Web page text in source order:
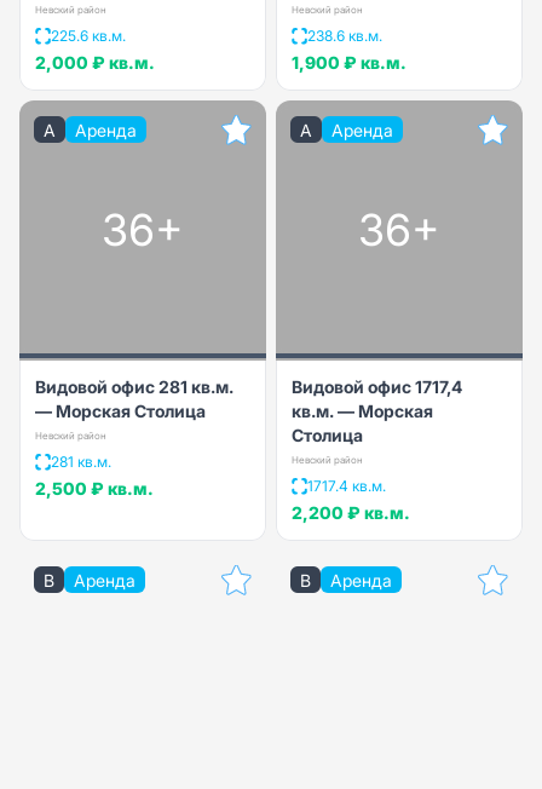
Невский район
225.6 кв.м.
2,000 ₽ кв.м.
Невский район
238.6 кв.м.
1,900 ₽ кв.м.
A Аренда
36+
Видовой офис 281 кв.м.
— Морская Столица
Невский район
281 кв.м.
2,500 ₽ кв.м.
A Аренда
36+
Видовой офис 1717,4
кв.м. — Морская
Столица
Невский район
1717.4 кв.м.
2,200 ₽ кв.м.
B Аренда B Аренда